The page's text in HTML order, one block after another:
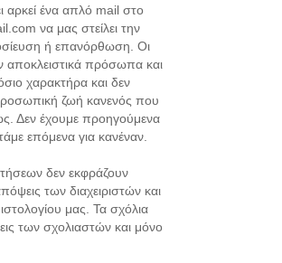
αρκεί ένα απλό mail στο
να μας στείλει την
ή επανόρθωση. Οι
αποκλειστικά πρόσωπα και
χαρακτήρα και δεν
ζωή κανενός που
Δεν έχουμε προηγούμενα
επόμενα για κανέναν.
δεν εκφράζουν
των διαχειριστών και
μας. Τα σχόλια
των σχολιαστών και μόνο